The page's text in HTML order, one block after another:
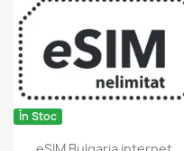
În Stoc